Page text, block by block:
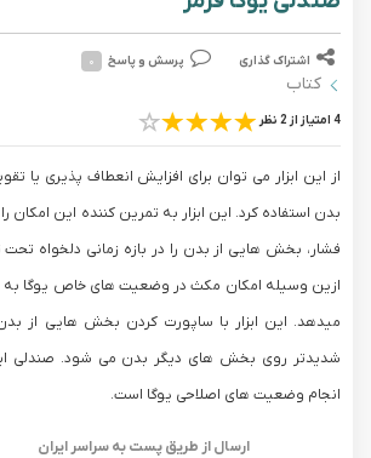
اشتراک گذاری پرسش و پاسخ ۰
کتاب
4 امتیاز از 2 نظر
از این ابزار می توان برای افزایش انعطاف پذیری یا
بدن استفاده کرد. این ابزار به تمرین کننده این
فشار، بخش هایی از بدن را در بازه زمانی دلخواه تحت
ازین وسیله امکان مکث در وضعیت های خاص یوگا به
میدهد. این ابزار با ساپورت کردن بخش هایی از
شدیدتر روی بخش های دیگر بدن می شود. صندلی
انجام وضعیت های اصلاحی یوگا است.
ارسال از طریق پست به سراسر ایران